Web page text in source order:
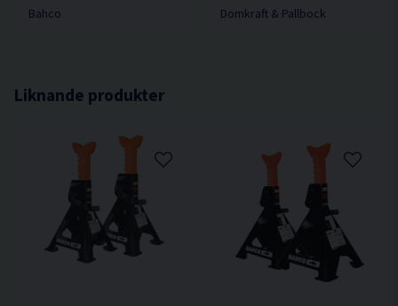
Bahco Domkraft & Pallbock
Liknande produkter